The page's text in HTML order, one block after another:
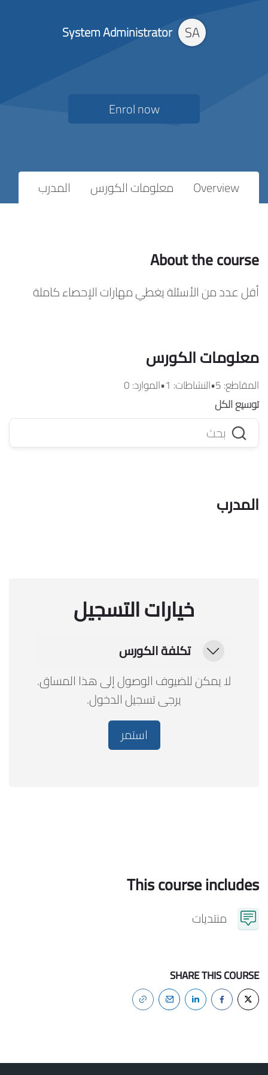
SA
System Administrator
Enrol now
Overview معلومات الكورس المدرب
About the course
أقل عدد من الأسئلة يغطي مهارات الإحصاء كاملة
معلومات الكورس
المقاطع:5
•النشاطات: 1
•الموارد:0
توسيع الكل
بحث
المدرب
خيارات التسجيل
تكلفة الكورس
تكلفة الكورس
تكلفة الكورس
لا يمكن للضيوف الوصول إلى هذا المساق.
يرجى تسجيل الدخول.
استمر
This course includes
منتديات
SHARE THIS COURSE
الكتل